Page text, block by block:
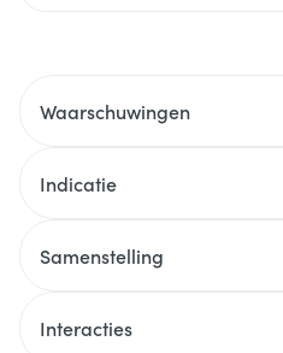
Waarschuwingen
Indicatie
Samenstelling
Interacties